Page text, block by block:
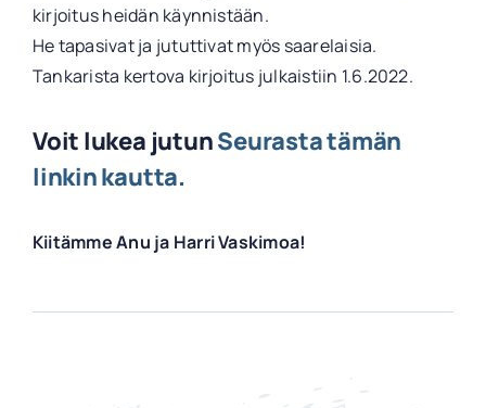
kirjoitus heidän käynnistään.
He tapasivat ja jututtivat myös saarelaisia.
Tankarista kertova kirjoitus julkaistiin 1.6.2022.
Voit lukea jutunSeurasta tämän
linkin kautta.
Kiitämme Anu ja Harri Vaskimoa!